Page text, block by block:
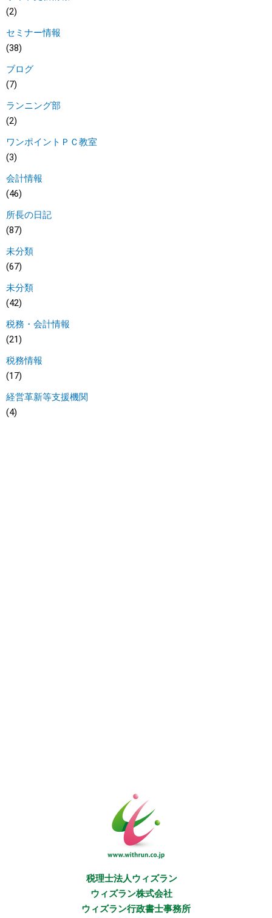
(2)
セミナー情報
(38)
ブログ
(7)
ランニング部
(2)
ワンポイントＰＣ教室
(3)
会計情報
(46)
所長の日記
(87)
未分類
(67)
未分類
(42)
税務・会計情報
(21)
税務情報
(17)
経営革新等支援機関
(4)
税理士法人ウィズラン
ウィズラン株式会社
ウィズラン行政書士事務所